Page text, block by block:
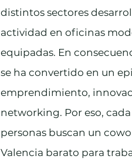
distintos sectores
actividad en oficinas
equipadas. En
se ha convertido en un
emprendimiento,
networking. Por eso, cada
personas buscan un
Valencia barato para